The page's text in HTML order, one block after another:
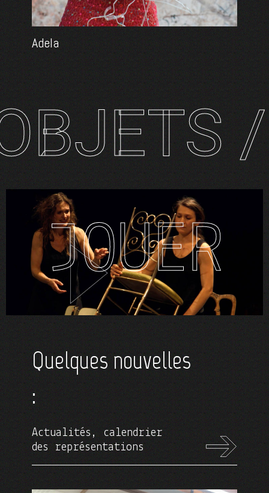
Adela
JOUER
Quelques nouvelles
:
Actualités, calendrier
des représentations